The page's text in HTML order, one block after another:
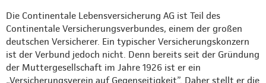
Die Continentale Lebensversicherung AG ist Teil des
Continentale Versicherungsverbundes, einem der großen
deutschen Versicherer. Ein typischer Versicherungskonzern
ist der Verbund jedoch nicht. Denn bereits seit der Gründung
der Muttergesellschaft im Jahre 1926 ist er ein
„Versicherungsverein auf Gegenseitigkeit”. Daher stellt er die